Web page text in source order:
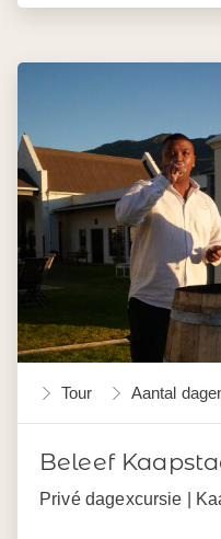
Tour Aantal
Beleef
Privé dagexcursie |